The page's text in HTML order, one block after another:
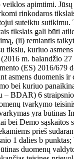
apimtimi. Jūsų
rinkodaros
suteiktu sutikimu.
tikslais gali būti
(ii) remiantis
tikslu, kuriuo
m. balandžio 27
(ES) 2016/679
asmens duomenis
bei kuriuo
– BDAR) 6
tvarkymo
yra būtinas
bei Demo
prieš
1 dalies b
duomenų